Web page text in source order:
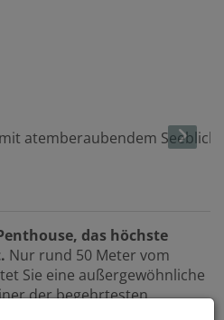
das höchste
Nur rund 50 Meter vom
Sie eine außergewöhnliche
der begehrtesten
unverbaubare